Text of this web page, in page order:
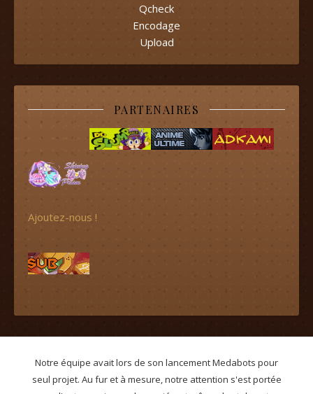
Qcheck
Encodage
Upload
PARTENAIRES
Ajoutez-nous !
Notre équipe avait lors de son lancement Medabots pour
seul projet. Au fur et à mesure, notre attention s'est portée